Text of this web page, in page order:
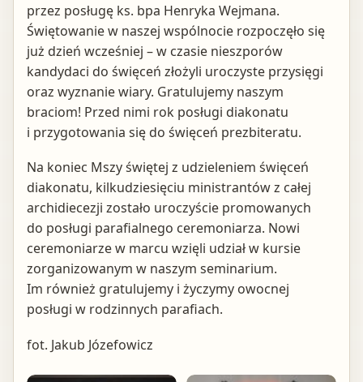
przez posługę ks. bpa Henryka Wejmana.
Świętowanie w naszej wspólnocie rozpoczęło się
już dzień wcześniej – w czasie nieszporów
kandydaci do święceń złożyli uroczyste przysięgi
oraz wyznanie wiary. Gratulujemy naszym
braciom! Przed nimi rok posługi diakonatu
i przygotowania się do święceń prezbiteratu.
Na koniec Mszy świętej z udzieleniem święceń
diakonatu, kilkudziesięciu ministrantów z całej
archidiecezji zostało uroczyście promowanych
do posługi parafialnego ceremoniarza. Nowi
ceremoniarze w marcu wzięli udział w kursie
zorganizowanym w naszym seminarium.
Im również gratulujemy i życzymy owocnej
posługi w rodzinnych parafiach.
fot. Jakub Józefowicz